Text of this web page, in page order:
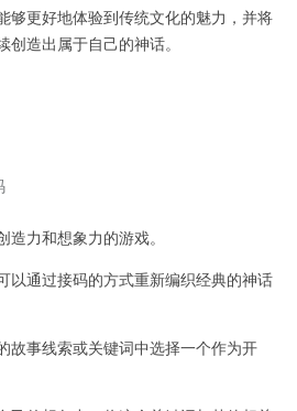
更好地体验到传统文化的魅力，并将
造出属于自己的神话。
力和想象力的游戏。
通过接码的方式重新编织经典的神话
事线索或关键词中选择一个作为开